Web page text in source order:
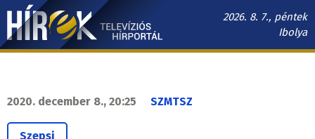
Ugrás
tartalomra
2026. 8. 7., péntek
Ibolya
Hírek.sk
2020. december 8., 20:25 SZMTSZ
Szepsi